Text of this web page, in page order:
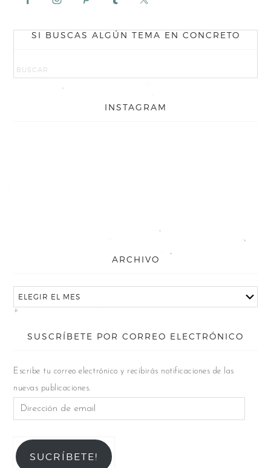
SI BUSCAS ALGÚN TEMA EN CONCRETO
INSTAGRAM
ARCHIVO
SUSCRÍBETE POR CORREO ELECTRÓNICO
Escribe tu correo electrónico y recibirás notificaciones de las
nuevas publicaciones.
SUCRÍBETE!